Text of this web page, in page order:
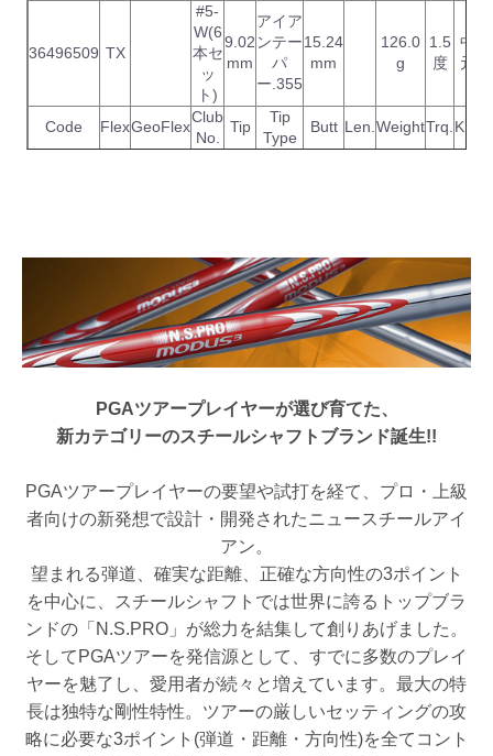
お買い物を続ける カートへ進む
お買い物を続ける パーツの選択へ進む
36496509 TX
#5-
W(6
本セ
ッ
ト)
9.02
mm
アイア
ンテー
パ
ー.355
15.24
mm
126.0
g
1.5
度
中
元
Code FlexGeoFlex
Club
No.
Tip
Tip
Type
Butt Len.WeightTrq.K.P.
PGAツアープレイヤーが選び育てた、
新カテゴリーのスチールシャフトブランド誕生!!
PGAツアープレイヤーの要望や試打を経て、プロ・上級
者向けの新発想で設計・開発されたニュースチールアイ
アン。
望まれる弾道、確実な距離、正確な方向性の3ポイント
を中心に、スチールシャフトでは世界に誇るトップブラ
ンドの「N.S.PRO」が総力を結集して創りあげました。
そしてPGAツアーを発信源として、すでに多数のプレイ
ヤーを魅了し、愛用者が続々と増えています。最大の特
長は独特な剛性特性。ツアーの厳しいセッティングの攻
略に必要な3ポイント(弾道・距離・方向性)を全てコント